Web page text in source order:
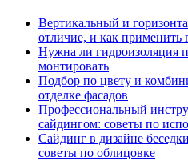
Вертикальный и
отличие, и как применить
Нужна ли гидроизоляция
монтировать
Подбор по цвету и
отделке фасадов
Профессиональный
сайдингом: советы по
Сайдинг в дизайне
советы по облицовке